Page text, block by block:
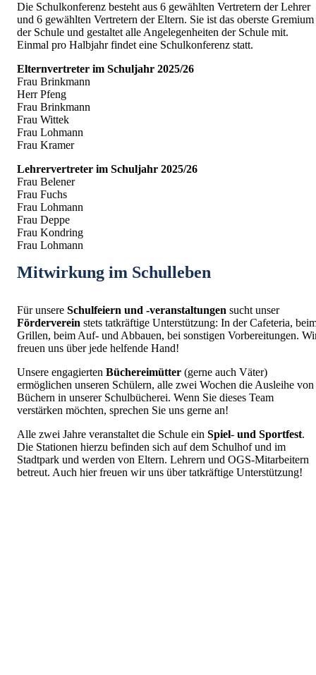
Die Schulkonferenz besteht aus 6 gewählten Vertretern der Lehrer
und 6 gewählten Vertretern der Eltern. Sie ist das oberste Gremium
der Schule und gestaltet alle Angelegenheiten der Schule mit.
Einmal pro Halbjahr findet eine Schulkonferenz statt.
Elternvertreter im Schuljahr 2025/26
Frau Brinkmann
Herr Pfeng
Frau Brinkmann
Frau Wittek
Frau Lohmann
Frau Kramer
Lehrervertreter im Schuljahr 2025/26
Frau Belener
Frau Fuchs
Frau Lohmann
Frau Deppe
Frau Kondring
Frau Lohmann
Mitwirkung im Schulleben
Für unsere Schulfeiern und -veranstaltungen sucht unser
Förderverein stets tatkräftige Unterstützung: In der Cafeteria,
Grillen, beim Auf- und Abbauen, bei sonstigen Vorbereitungen.
freuen uns über jede helfende Hand!
Unsere engagierten Büchereimütter (gerne auch Väter)
ermöglichen unseren Schülern, alle zwei Wochen die Ausleihe von
Büchern in unserer Schulbücherei. Wenn Sie dieses Team
verstärken möchten, sprechen Sie uns gerne an!
Alle zwei Jahre veranstaltet die Schule ein Spiel- und Sportfest.
Die Stationen hierzu befinden sich auf dem Schulhof und im
Stadtpark und werden von Eltern. Lehrern und OGS-Mitarbeitern
betreut. Auch hier freuen wir uns über tatkräftige Unterstützung!